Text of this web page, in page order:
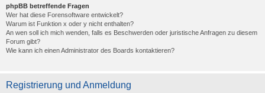
phpBB betreffende Fragen
Wer hat diese Forensoftware entwickelt?
Warum ist Funktion x oder y nicht enthalten?
An wen soll ich mich wenden, falls es Beschwerden oder juristische Anfragen zu diesem
Forum gibt?
Wie kann ich einen Administrator des Boards kontaktieren?
Registrierung und Anmeldung